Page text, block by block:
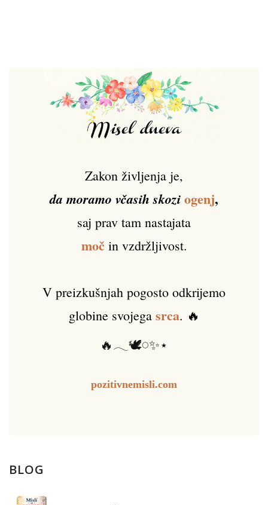
Zakon življenja je,
da moramo včasih skoziogenj,
saj prav tam nastajata
močin vzdržljivost.
V preizkušnjah pogosto odkrijemo
globine svojega srca. 🔥
🔥𓂃🕊️𓏸✨⋆
pozitivnemisli.com
BLOG